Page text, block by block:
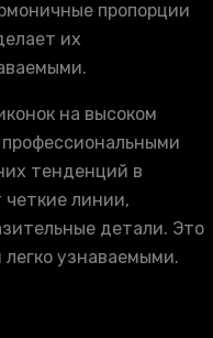
пропорции
их
на высоком
тенденций в
линии,
детали. Это
узнаваемыми.